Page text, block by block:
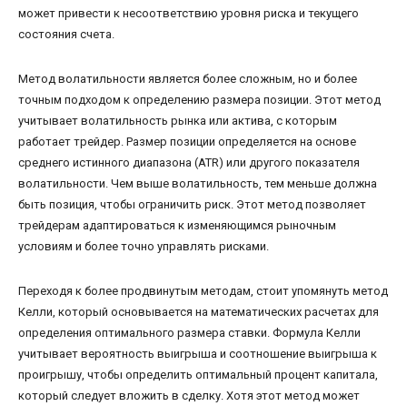
может привести к несоответствию уровня риска и текущего
состояния счета.
Метод волатильности является более сложным, но и более
точным подходом к определению размера позиции. Этот метод
учитывает волатильность рынка или актива, с которым
работает трейдер. Размер позиции определяется на основе
среднего истинного диапазона (ATR) или другого показателя
волатильности. Чем выше волатильность, тем меньше должна
быть позиция, чтобы ограничить риск. Этот метод позволяет
трейдерам адаптироваться к изменяющимся рыночным
условиям и более точно управлять рисками.
Переходя к более продвинутым методам, стоит упомянуть метод
Келли, который основывается на математических расчетах для
определения оптимального размера ставки. Формула Келли
учитывает вероятность выигрыша и соотношение выигрыша к
проигрышу, чтобы определить оптимальный процент капитала,
который следует вложить в сделку. Хотя этот метод может